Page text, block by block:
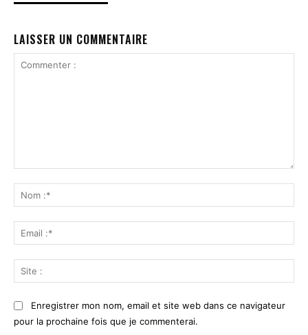
LAISSER UN COMMENTAIRE
:*
:*
:
Enregistrer mon nom, email et site web dans ce navigateur
pour la prochaine fois que je commenterai.